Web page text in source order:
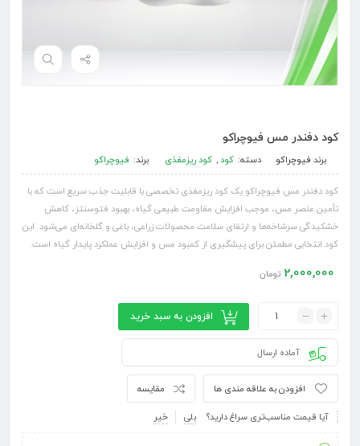
کود دفندر مس فیوچراکو
برند فیوچراکو دسته: کود, کود ریزمغذی برند: فیوچراکو
کود دفندر مس فیوچراکو یک کود ریزمغذی تخصصی با قابلیت جذب سریع است که با
تأمین عنصر مس، موجب افزایش مقاومت طبیعی گیاه، بهبود فتوسنتز، کاهش
خشکیدگی سرشاخه‌ها و ارتقای سلامت محصولات زراعی، باغی و گلخانه‌ای می‌شود. این
کود انتخابی مطمئن برای پیشگیری از کمبود مس و افزایش عملکرد پایدار گیاه است.
2,000,000 تومان
افزودن به سبد خرید
آماده ارسال
مقایسه افزودن به علاقه مندی ها
آیا قیمت مناسب‌تری سراغ دارید؟ بلی خیر